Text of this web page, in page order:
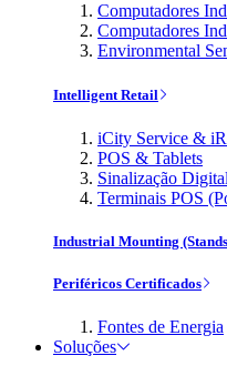
Computadores
Computadores
Environmental
Intelligent Retail
iCity Service &
POS & Tablets
Sinalização
Terminais POS
Industrial Mounting
Periféricos Certificados
Fontes de Energia
Soluções